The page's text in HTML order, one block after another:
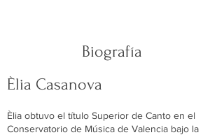
Biografía
Èlia Casanova
Èlia obtuvo el título Superior de Canto en el
Conservatorio de Música de Valencia bajo la